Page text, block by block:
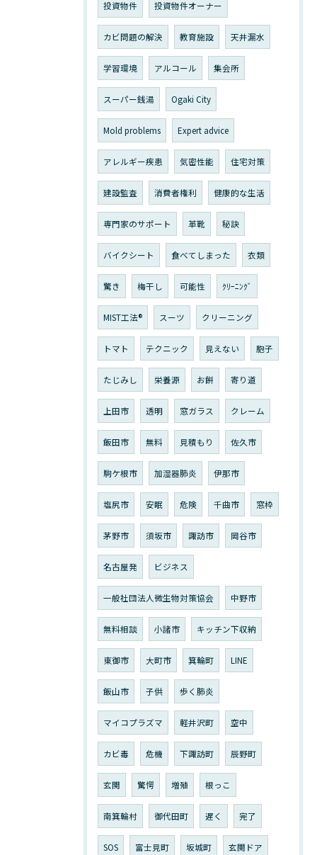
投資物件 投資物件オーナー
カビ問題の解決 教育施設 天井漏水
学習環境 アルコール 集会所
スーパー銭湯 Ogaki City
Mold problems Expert advice
アレルギー疾患 気密性能 住宅対策
建設監査 消費者権利 健康的な生活
専門家のサポート 革靴 秘訣
バイクシート 食べてしまった 衣類
驚き 梅干し 可能性 ｸﾘｰﾆﾝｸﾞ
MIST工法® スーツ クリーニング
トマト テクニック 見えない 胞子
たじみし 栄養源 お餅 寄り道
上田市 透明 窓ガラス クレーム
飯田市 無料 見積もり 佐久市
駒ケ根市 加湿器肺炎 伊那市
塩尻市 安眠 危険 千曲市 窓枠
茅野市 須坂市 諏訪市 岡谷市
名古屋発 ビジネス
一般社団法人微生物対策協会 中野市
無料相談 小諸市 キッチン下収納
東御市 大町市 箕輪町 LINE
飯山市 子供 歩く肺炎
マイコプラズマ 軽井沢町 空中
カビ毒 危機 下諏訪町 辰野町
玄関 驚愕 増殖 根っこ
南箕輪村 御代田町 遅く 完了
SOS 富士見町 坂城町 玄関ドア